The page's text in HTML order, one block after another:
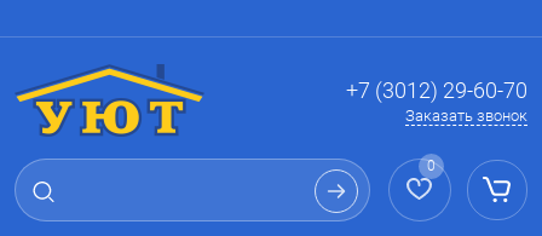
+7 (3012) 29-60-70
Заказать звонок
0